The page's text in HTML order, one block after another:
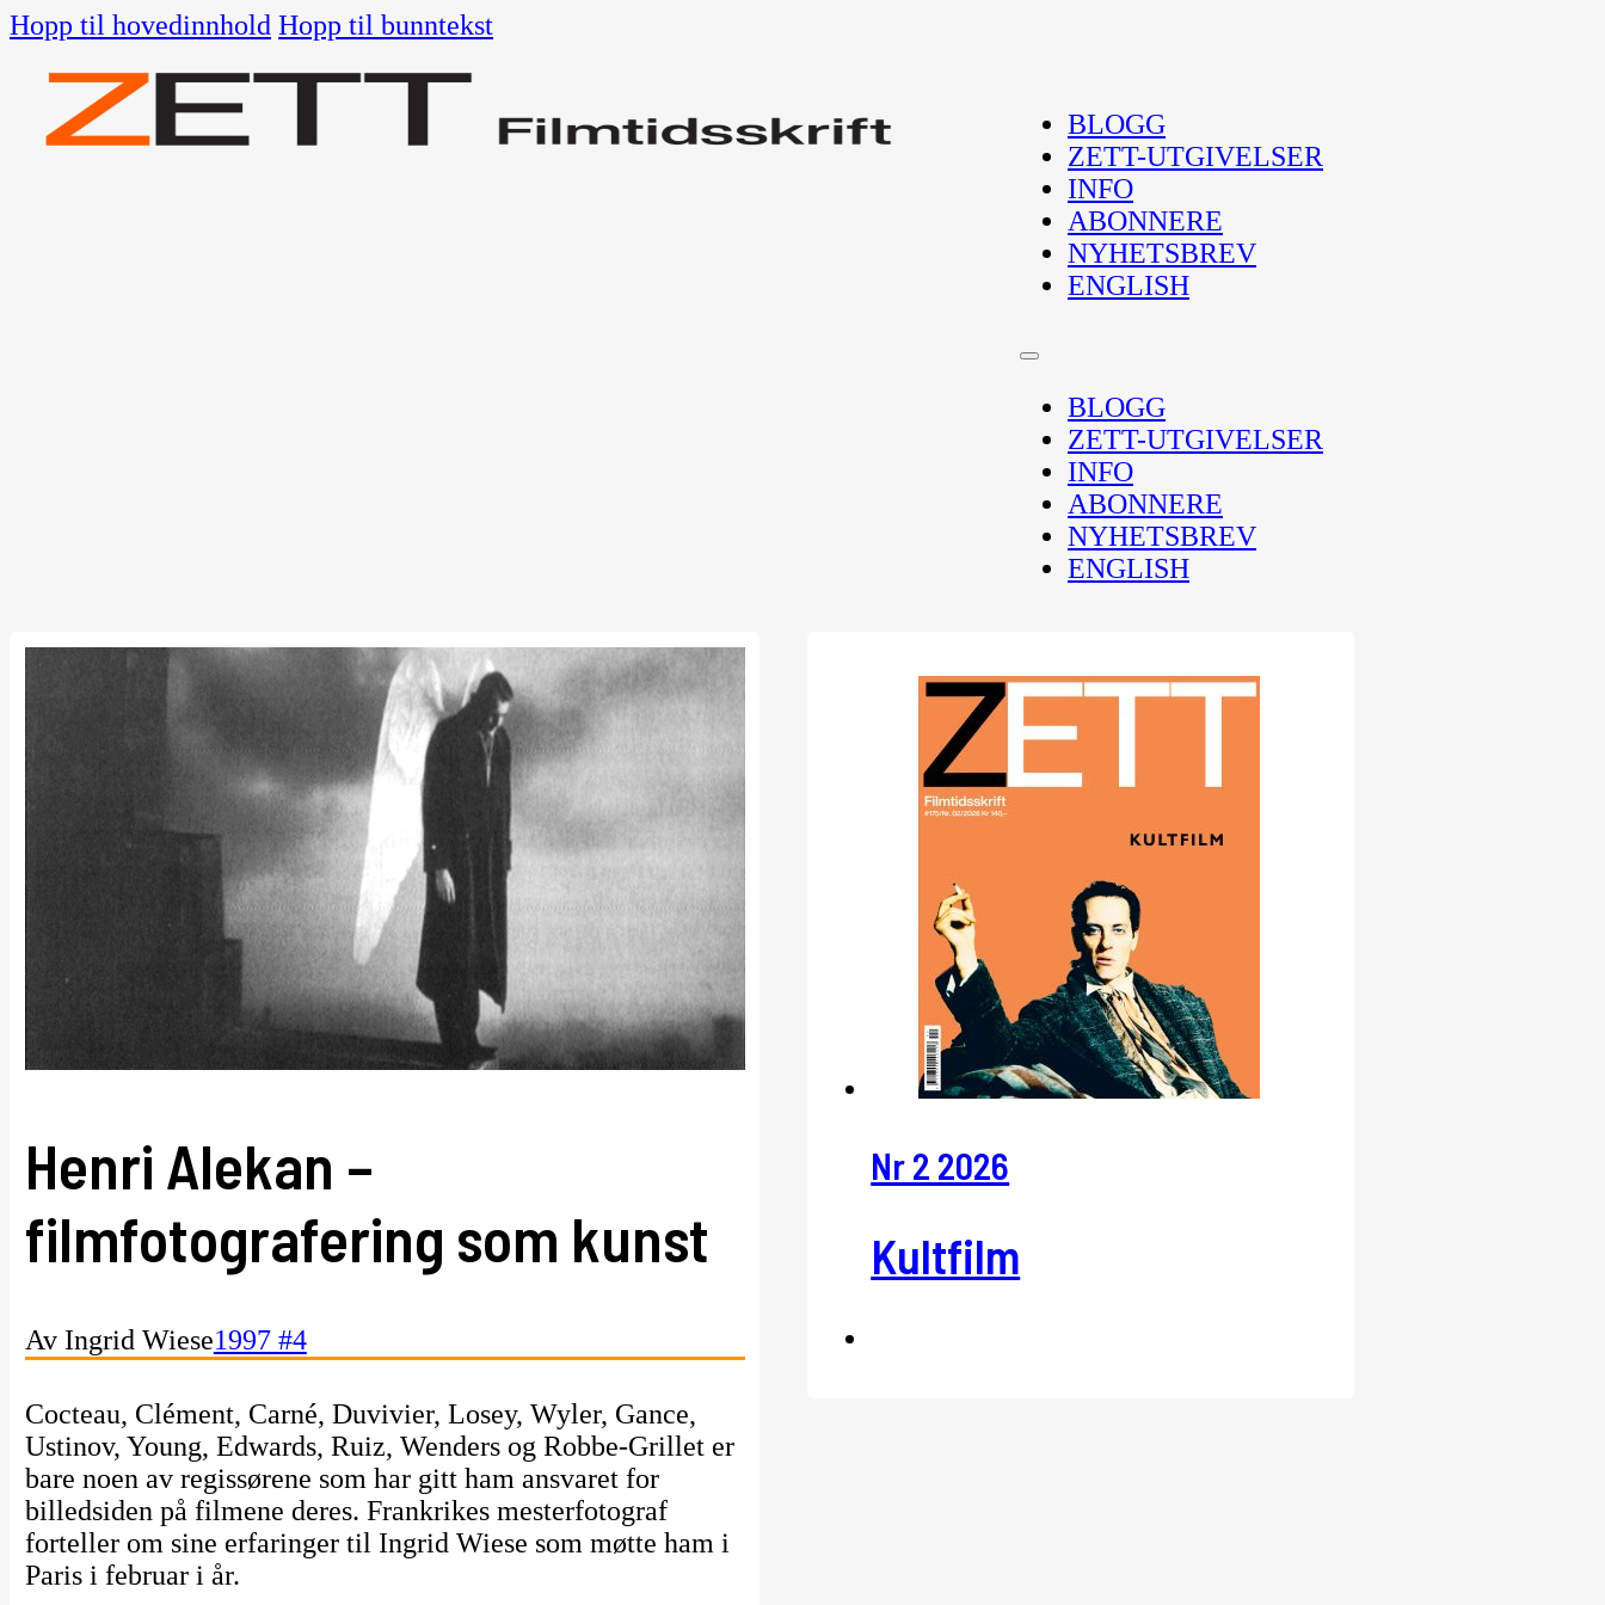
Hopp til hovedinnhold Hopp til bunntekst
BLOGG
ZETT-UTGIVELSER
INFO
ABONNERE
NYHETSBREV
ENGLISH
BLOGG
ZETT-UTGIVELSER
INFO
ABONNERE
NYHETSBREV
ENGLISH
Henri Alekan –
filmfotografering som kunst
Av Ingrid Wiese1997 #4
Cocteau, Clément, Carné, Duvivier, Losey, Wyler, Gance,
Ustinov, Young, Edwards, Ruiz, Wenders og Robbe-Grillet er
bare noen av regissørene som har gitt ham ansvaret for
billedsiden på filmene deres. Frankrikes mesterfotograf
forteller om sine erfaringer til Ingrid Wiese som møtte ham i
Paris i februar i år.
Nr 2 2026
Kultfilm